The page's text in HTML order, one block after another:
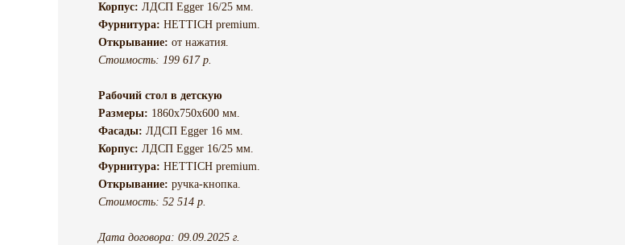
Корпус: ЛДСП Egger 16/25 мм.
Фурнитура: HETTICH premium.
Открывание: от нажатия.
Стоимость: 199 617 р.
Рабочий стол в детскую
Размеры: 1860х750х600 мм.
Фасады: ЛДСП Egger 16 мм.
Корпус: ЛДСП Egger 16/25 мм.
Фурнитура: HETTICH premium.
Открывание: ручка-кнопка.
Стоимость: 52 514 р.
Дата договора: 09.09.2025 г.